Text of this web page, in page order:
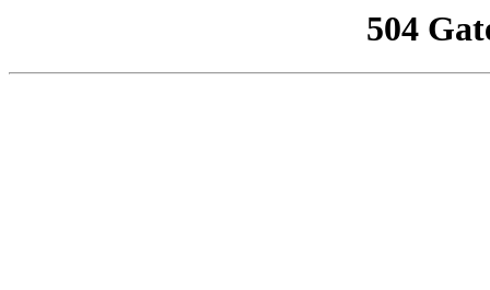
504